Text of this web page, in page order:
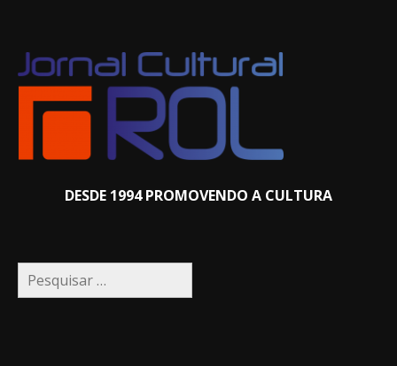
DESDE 1994 PROMOVENDO A CULTURA
Pesquisar
por: